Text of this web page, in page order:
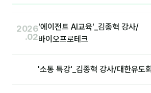
2026
.02
'에이전트 AI교육'_김종혁 강사/
바이오프로테크
'소통 특강'_김종혁 강사/대한유도회